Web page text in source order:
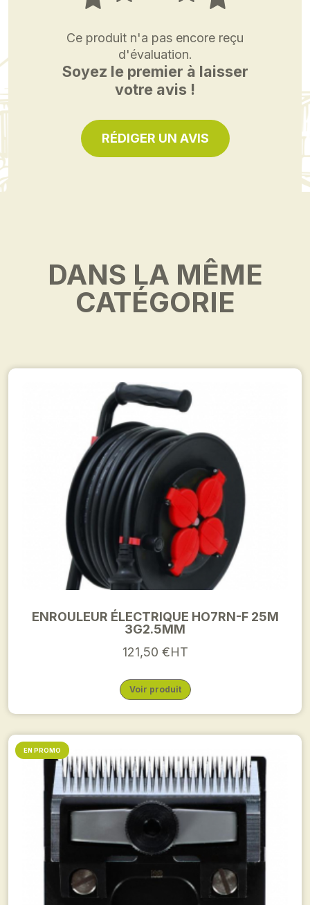
Ce produit n'a pas encore reçu
d'évaluation.
Soyez le premier à laisser
votre avis !
RÉDIGER UN AVIS
DANS LA MÊME
CATÉGORIE
ENROULEUR ÉLECTRIQUE HO7RN-F 25M
3G2.5MM
121,50 €HT
Voir produit
EN PROMO